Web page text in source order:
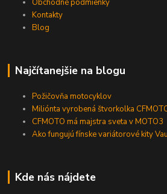
Obchodné podmienky
Kontakty
Blog
Najčítanejšie na blogu
Požičovňa motocyklov
Miliónta vyrobená štvorkolka
CFMOTO má majstra sveta v MOTO3
Ako fungujú fínske variátorové kity
Kde nás nájdete